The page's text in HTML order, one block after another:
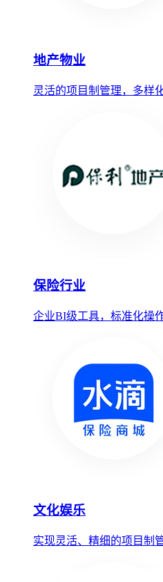
地产物业
灵活的项目制管理，多样
保险行业
企业BI级工具，标准化操
文化娱乐
实现灵活、精细的项目制